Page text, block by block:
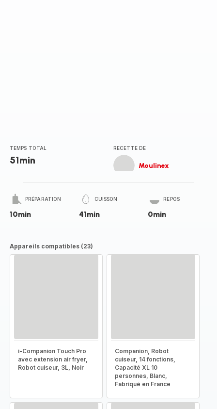
TEMPS TOTAL
51min
RECETTE DE
Moulinex
PRÉPARATION
10min
CUISSON
41min
REPOS
0min
Appareils compatibles (23)
i-Companion Touch Pro
avec extension air fryer,
Robot cuiseur, 3L, Noir
Companion, Robot
cuiseur, 14 fonctions,
Capacité XL 10
personnes, Blanc,
Fabriqué en France